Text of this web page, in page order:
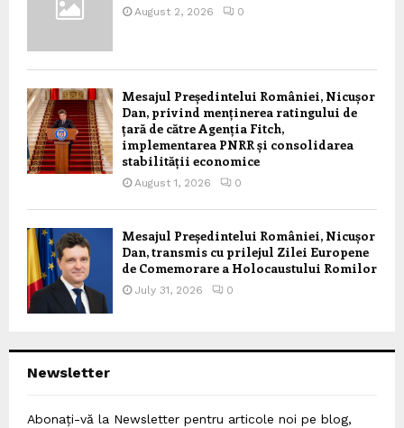
August 2, 2026 0
Mesajul Președintelui României, Nicușor
Dan, privind menținerea ratingului de
țară de către Agenția Fitch,
implementarea PNRR și consolidarea
stabilității economice
August 1, 2026 0
Mesajul Președintelui României, Nicușor
Dan, transmis cu prilejul Zilei Europene
de Comemorare a Holocaustului Romilor
July 31, 2026 0
Newsletter
Abonați-vă la Newsletter pentru articole noi pe blog,